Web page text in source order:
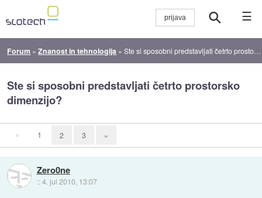
☰
Forum »Znanost in tehnologija »Ste si sposobni predstavljati četrto prostorsko dimenzijo?
Ste si sposobni predstavljati četrto prostorsko
dimenzijo?
« 1 2 3 »
Zero0ne
::4. jul 2010, 13:07